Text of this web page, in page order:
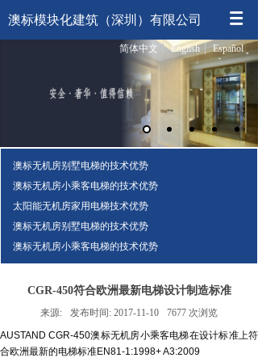
澳标模块化建筑（深圳）有限公司
简体中文 English Español
澳标无机房别墅电梯的技术优势
澳标无机房小乘客电梯的技术优势
太阳能无机房家用电梯技术优势
澳标无机房别墅电梯的技术优势
澳标无机房小乘客电梯的技术优势
CGR-450符合欧洲最新电梯设计制造标准
来源: 发布时间: 2017-11-10 7677 次浏览
AUSTAND CGR-450澳标无机房小乘客电梯在设计标准上符
合欧洲最新的电梯标准EN81-1:1998+ A3:2009